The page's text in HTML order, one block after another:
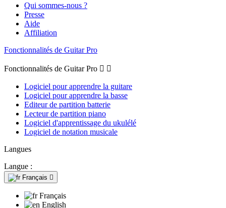
Qui sommes-nous ?
Presse
Aide
Affiliation
Fonctionnalités de Guitar Pro
Fonctionnalités de Guitar Pro  
Logiciel pour apprendre la guitare
Logiciel pour apprendre la basse
Editeur de partition batterie
Lecteur de partition piano
Logiciel d'apprentissage du ukulélé
Logiciel de notation musicale
Langues
Langue :
Français 
Français
English